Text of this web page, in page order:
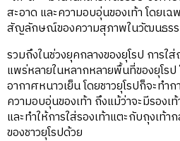
สะอาด และความอบอุ่นของเท้า โดยเ
สัญลักษณ์ของความสุภาพในวัฒนธร
รวมถึงในช่วงยุคกลางของยุโรป การใ
แพร่หลายในหลากหลายพื้นที่ของยุโร
อากาศหนาวเย็น โดยชาวยุโรปก็จะทำ
ความอบอุ่นของเท้า ถึงแม้ว่าจะมีรองเ
และทำให้การใส่รองเท้าแตะกับถุงเท้
ของชาวยุโรปด้วย